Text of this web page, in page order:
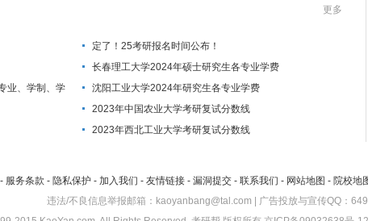
更多
定了！25考研报名时间公布！
长春理工大学2024年硕士研究生各专业学费
业、学制、学
沈阳工业大学2024年研究生各专业学费
2023年中国农业大学考研复试分数线
2023年西北工业大学考研复试分数线
- 服务条款 - 隐私保护 - 加入我们 - 友情链接 - 漏洞提交 - 联系我们 - 网站地图 - 院校地
违法/不良信息举报邮箱：kaoyanbang@tal.com | 广告投放与宣传QQ：